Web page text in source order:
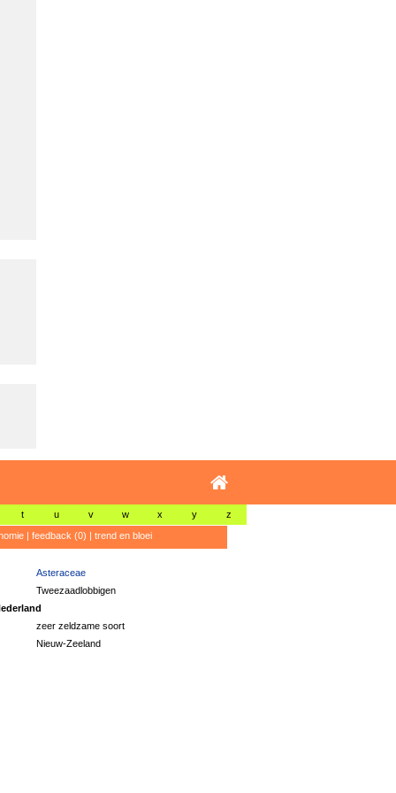
t u v w x y z
| feedback (0) | trend en bloei
Asteraceae
Tweezaadlobbigen
zeer zeldzame soort
Nieuw-Zeeland